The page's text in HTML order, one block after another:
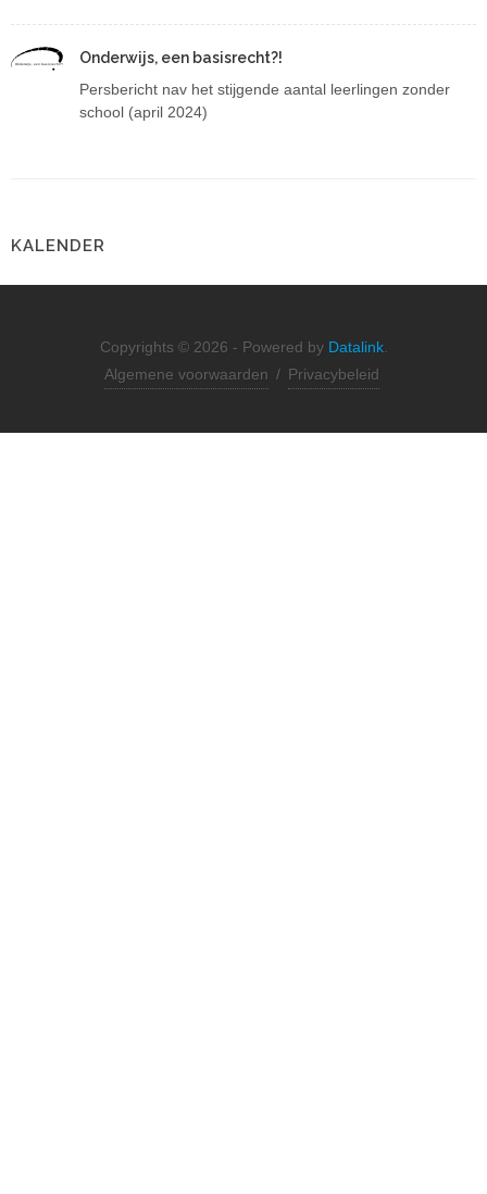
Onderwijs, een basisrecht?!
Onderwijs, een basisrecht?!
Persbericht nav het stijgende aantal leerlingen zonder
school (april 2024)
KALENDER
Copyrights © 2026 - Powered by Datalink.
Algemene voorwaarden / Privacybeleid